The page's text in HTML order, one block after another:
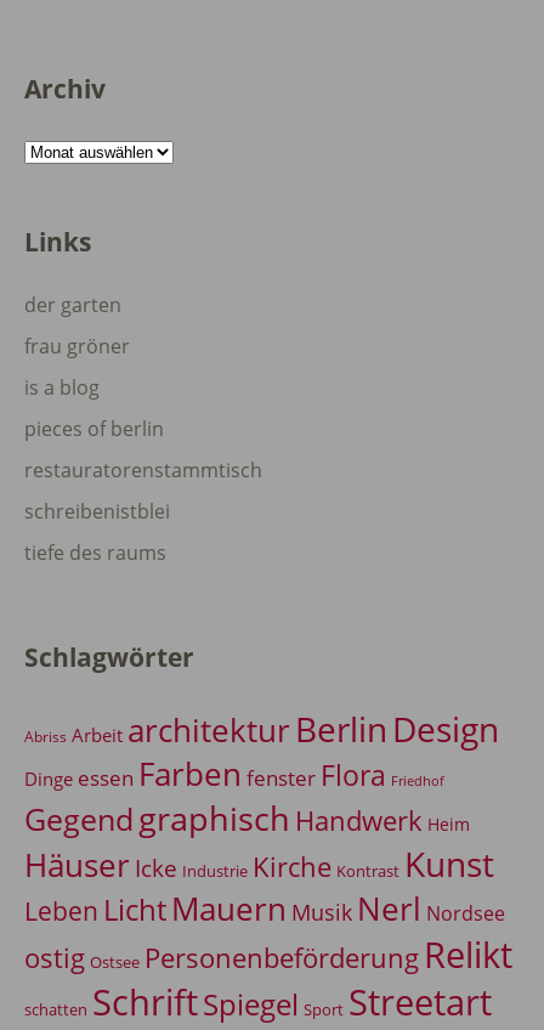
Archiv
Archiv
Links
der garten
frau gröner
is a blog
pieces of berlin
restauratorenstammtisch
schreibenistblei
tiefe des raums
Schlagwörter
Abriss Arbeit architekturBerlin Design
Dinge essen Farben fenster Flora Friedhof
Gegendgraphisch Handwerk Heim
Häuser Icke Industrie Kirche Kontrast Kunst
Leben LichtMauern Musik Nerl Nordsee
ostig Ostsee Personenbeförderung Relikt
schatten SchriftSpiegel Sport Streetart